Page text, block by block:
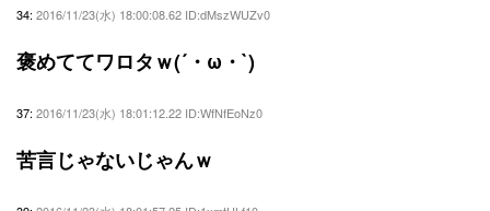
34: 2016/11/23(水) 18:00:08.62 ID:dMszWUZv0
褒めててワロタｗ(´・ω・`)
37: 2016/11/23(水) 18:01:12.22 ID:WfNfEoNz0
苦言じゃないじゃんｗ